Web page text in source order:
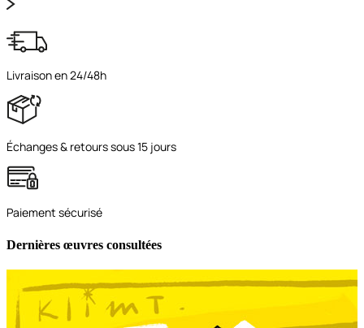
Livraison en 24/48h
Échanges & retours sous 15 jours
Paiement sécurisé
Dernières œuvres consultées